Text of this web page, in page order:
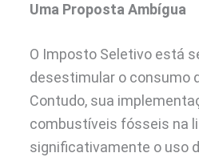
Uma Proposta Ambígua
O Imposto Seletivo está
desestimular o consumo
Contudo, sua
combustíveis fósseis na
significativamente o uso